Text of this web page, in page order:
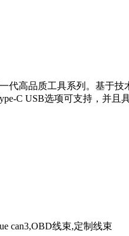
代高品质工具系列。基于
C USB选项可支持，并且
can3,OBD线束,定制线束